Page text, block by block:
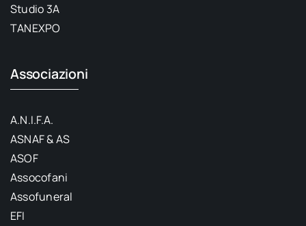
Studio 3A
TANEXPO
Associazioni
A.N.I.F.A.
ASNAF & AS
ASOF
Assocofani
Assofuneral
EFI